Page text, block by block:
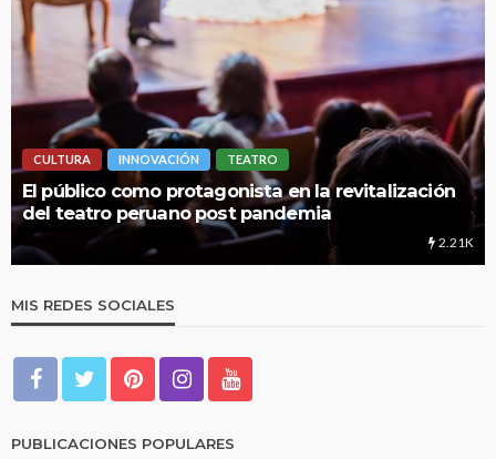
TEATRO
en la revitalización
pandemia
2.21K
LIMA HIPERLOCAL
UNMSM: Cuando
educación
MIS REDES SOCIALES
PUBLICACIONES POPULARES